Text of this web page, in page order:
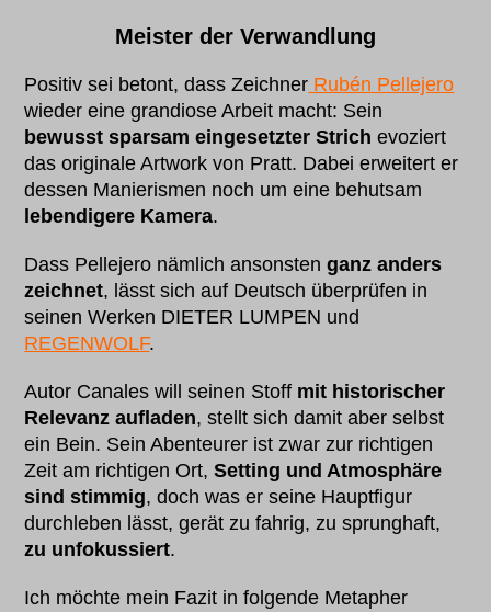
Meister der Verwandlung
Positiv sei betont, dass Zeichner Rubén Pellejero
wieder eine grandiose Arbeit macht: Sein
bewusst sparsam eingesetzter Strichevoziert
das originale Artwork von Pratt. Dabei erweitert er
dessen Manierismen noch um eine behutsam
lebendigere Kamera.
Dass Pellejero nämlich ansonstenganz anders
zeichnet, lässt sich auf Deutsch überprüfen in
seinen Werken DIETER LUMPEN und
REGENWOLF.
Autor Canales will seinen Stoff mit historischer
Relevanz aufladen, stellt sich damit aber selbst
ein Bein. Sein Abenteurer ist zwar zur richtigen
Zeit am richtigen Ort,Setting und Atmosphäre
sind stimmig, doch was er seine Hauptfigur
durchleben lässt, gerät zu fahrig, zu sprunghaft,
zu unfokussiert.
Ich möchte mein Fazit in folgende Metapher